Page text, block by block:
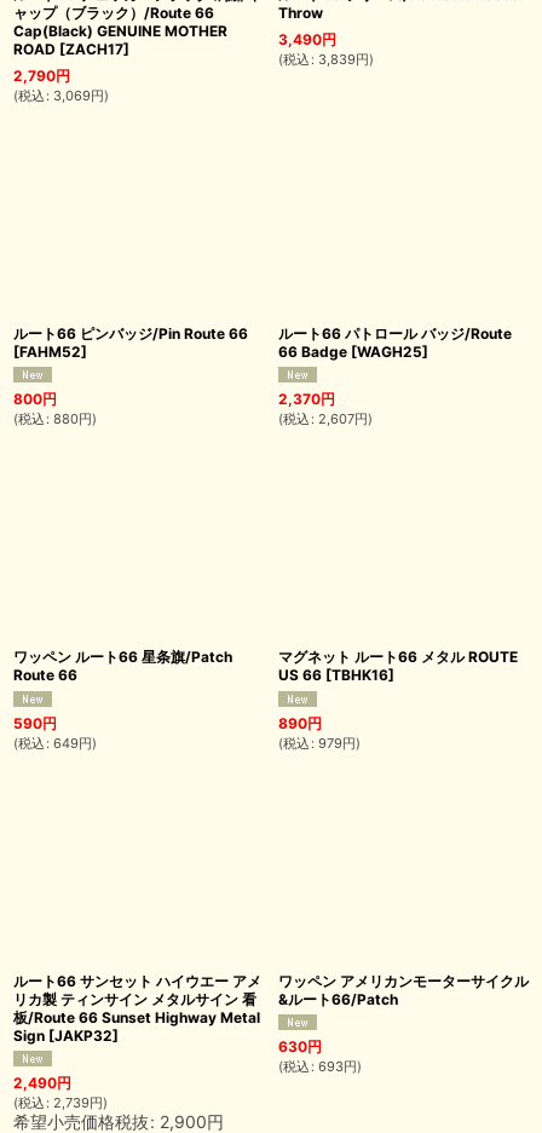
ャップ（ブラック）/Route 66
Cap(Black) GENUINE MOTHER
ROAD [ZACH17]
2,790円
(税込 : 3,069円)
Throw
3,490円
(税込 : 3,839円)
ルート66 ピンバッジ/Pin Route 66
[FAHM52]
800円
(税込 : 880円)
ルート66 パトロール バッジ/Route
66 Badge [WAGH25]
2,370円
(税込 : 2,607円)
ワッペン ルート66 星条旗/Patch
Route 66
590円
(税込 : 649円)
マグネット ルート66 メタル ROUTE
US 66 [TBHK16]
890円
(税込 : 979円)
ルート66 サンセット ハイウエー アメ
リカ製 ティンサイン メタルサイン 看
板/Route 66 Sunset Highway Metal
Sign [JAKP32]
2,490円
(税込 : 2,739円)
希望小売価格税抜: 2,900円
ワッペン アメリカンモーターサイクル
&ルート66/Patch
630円
(税込 : 693円)